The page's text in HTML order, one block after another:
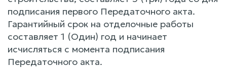
подписания первого Передаточного акта.
Гарантийный срок на отделочные работы
составляет 1 (Один) год и начинает
исчисляться с момента подписания
Передаточного акта.